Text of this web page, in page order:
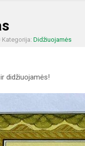
Kategorija: Didžiuojamės
didžiuojamės!